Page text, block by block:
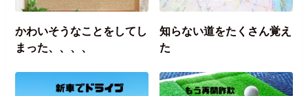
かわいそうなことをしてし
まった、、、、
知らない道をたくさん覚え
た